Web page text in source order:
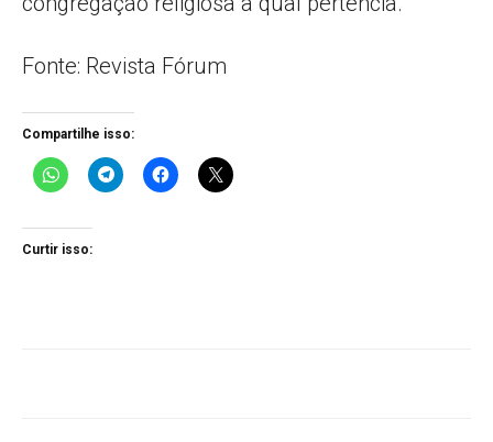
Fonte: Revista Fórum
Compartilhe isso:
Curtir isso: